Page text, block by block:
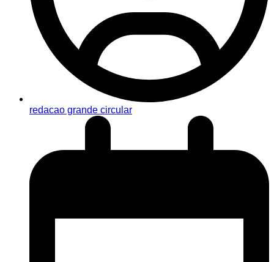
redacao grande circular